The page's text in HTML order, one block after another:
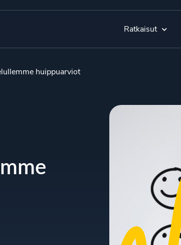
Ratkaisut
huippuarviot